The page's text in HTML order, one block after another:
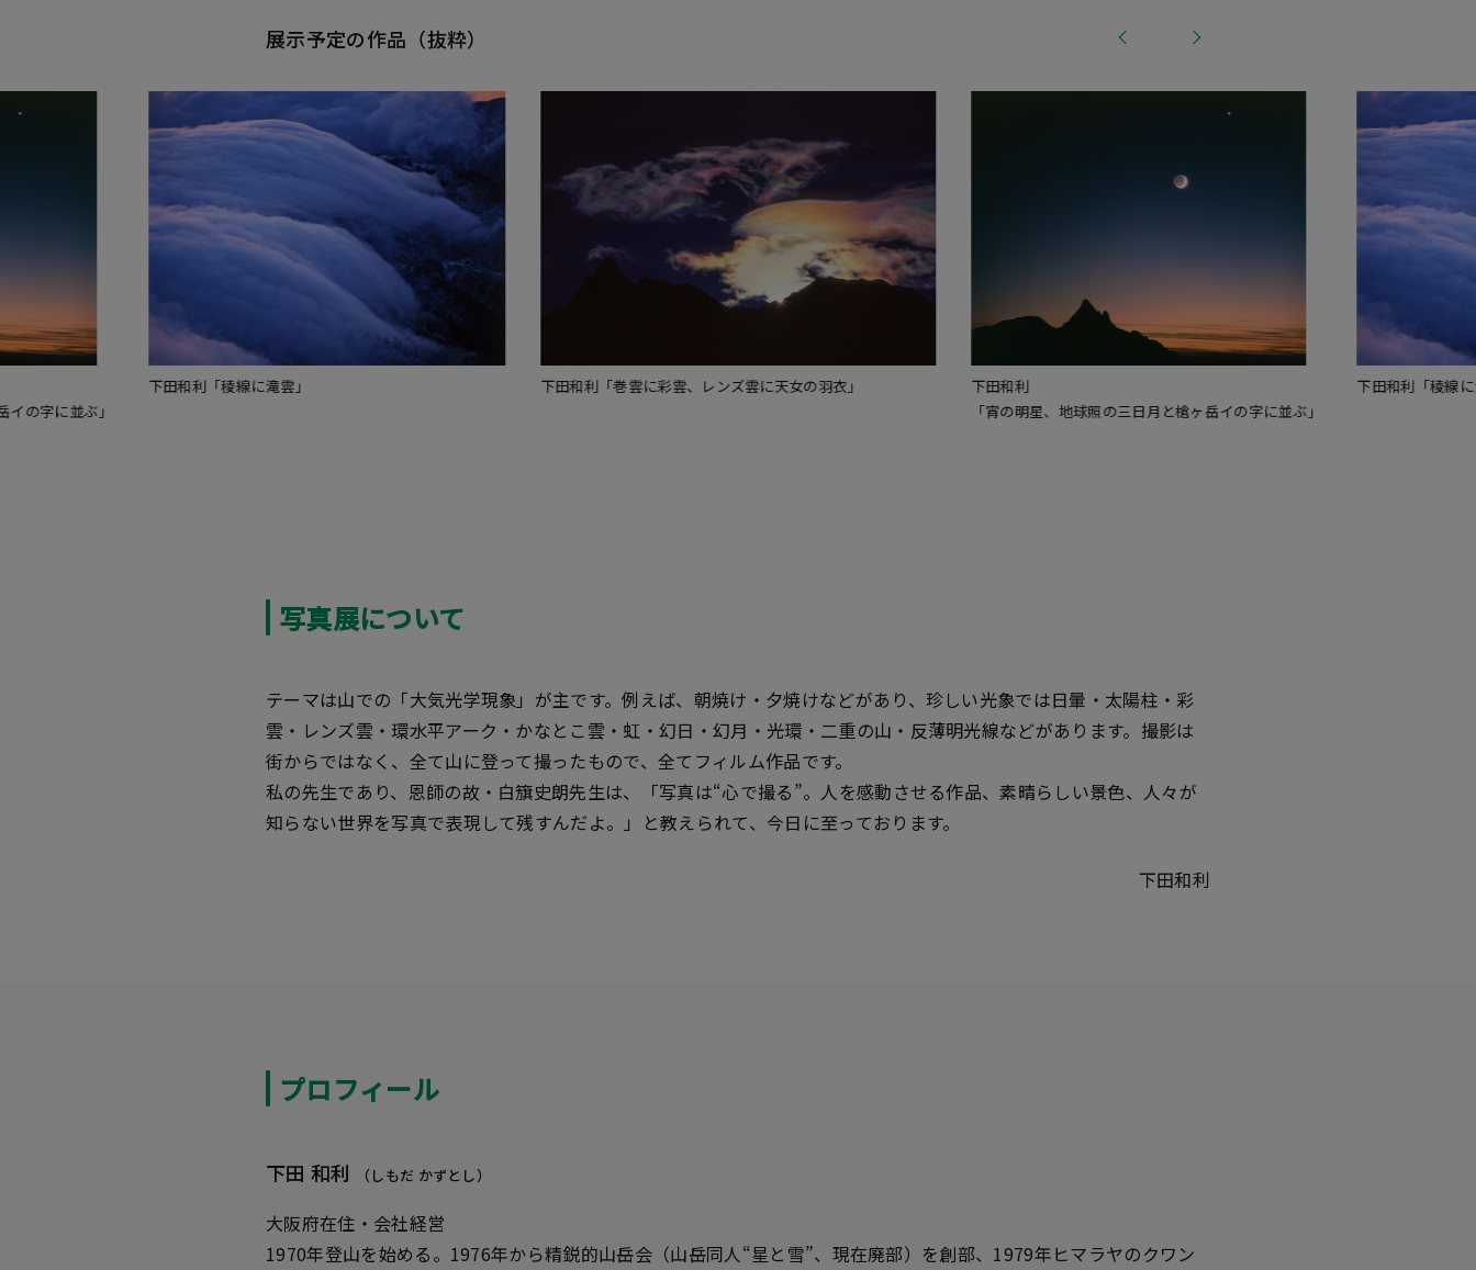
展示予定の作品（抜粋）
下田和利「巻雲に彩雲、レンズ雲に天女の羽衣」
下田和利
下田和利「稜線に滝雲」 下田和利「巻雲に
写真展について
テーマは山での「大気光学現象」が主です。例えば、朝焼け・夕焼けなどがあり、珍しい光象では日暈・太陽柱・彩
雲・レンズ雲・環水平アーク・かなとこ雲・虹・幻日・幻月・光環・二重の山・反薄明光線などがあります。撮影は
街からではなく、全て山に登って撮ったもので、全てフィルム作品です。
私の先生であり、恩師の故・白簱史朗先生は、「写真は“心で撮る”。人を感動させる作品、素晴らしい景色、人々が
知らない世界を写真で表現して残すんだよ。」と教えられて、今日に至っております。
下田和利
プロフィール
下田 和利 （しもだ かずとし）
大阪府在住・会社経営
1970年登山を始める。1976年から精鋭的山岳会（山岳同人“星と雪”、現在廃部）を創部、1979年ヒマラヤのクワン